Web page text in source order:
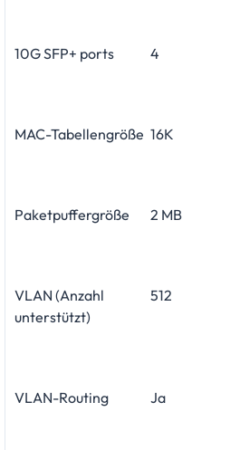
10G SFP+ ports 4
MAC-Tabellengröße 16K
Paketpuffergröße 2 MB
VLAN (Anzahl
unterstützt)
512
VLAN-Routing Ja